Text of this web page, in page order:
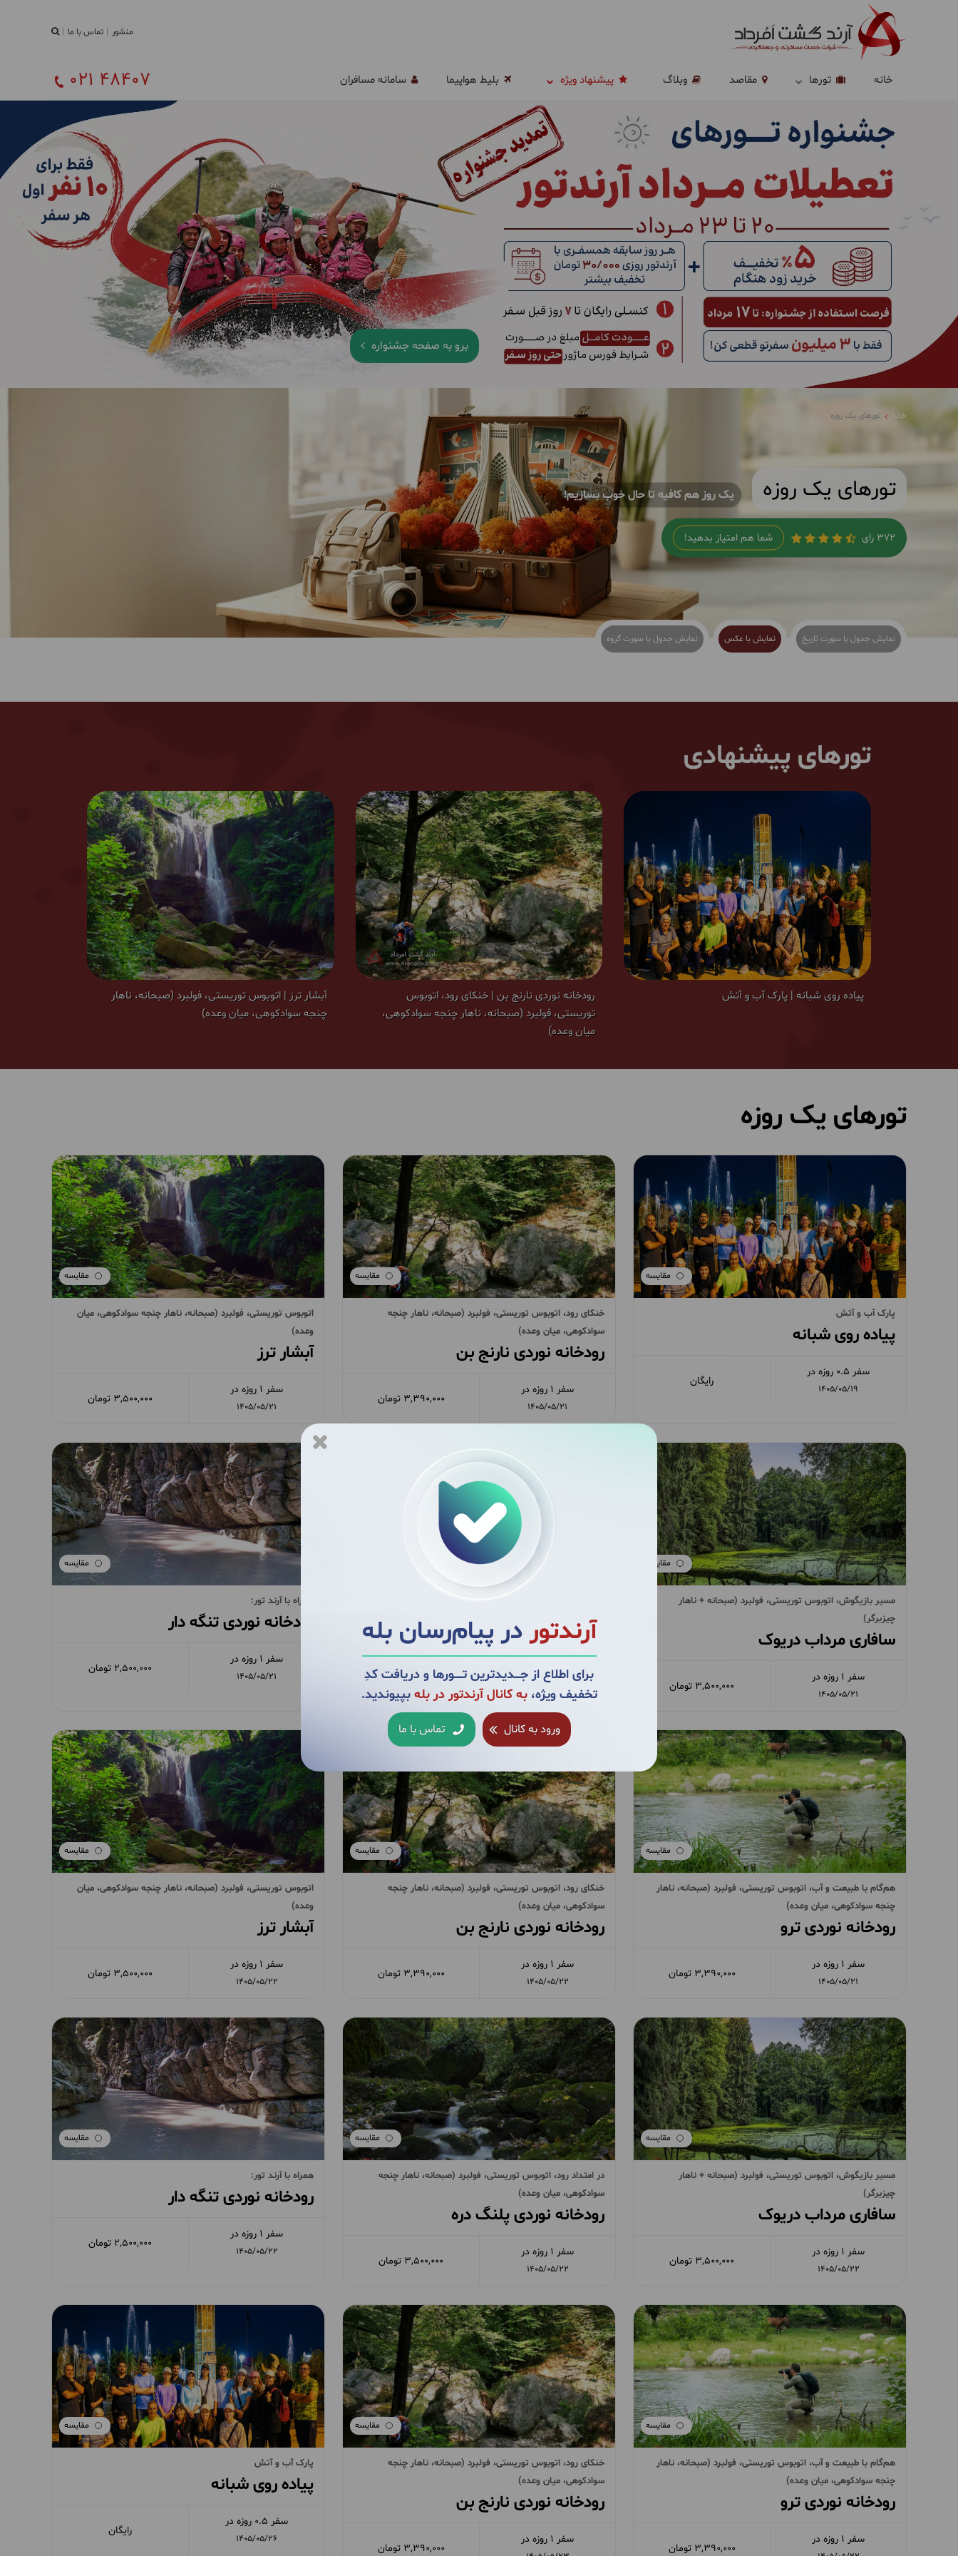
آرندتوردر پیام‌رسان بله
برای اطلاع از جــــدیدترین تــــــورها و دریافت کدِ
تخفیف ویژه،به کانال آرندتور در بله بپیوندید.
ورود به کانال تماس با ما
منشور تماس با ما
خانه تورها مقاصد وبلاگ پیشنهاد ویژه بلیط هواپیما سامانه مسافران 021 48407
برو به صفحه جشنواره
خانه تورهای یک روزه
تورهای یک روزه یک روز هم کافیه تا حال خوب بسازیم!
372 رای شما هم امتیاز بدهید!
نمایش جدول با سورت تاریخ نمایش با عکس نمایش جدول با سورت گروه
تورهای پیشنهادی
پیاده روی شبانه | پارک آب و آتش
رودخانه نوردی نارنج بن | خنکای رود، اتوبوس
توریستی، فولبرد (صبحانه، ناهار چنجه سوادکوهی،
میان وعده)
آبشار ترز | اتوبوس توریستی، فولبرد (صبحانه، ناهار
چنجه سوادکوهی، میان وعده)
تورهای یک روزه
پارک آب و آتش
پیاده روی شبانه
سفر 0.5 روزه در
1405/05/19
رایگان
مقایسه
خنکای رود، اتوبوس توریستی، فولبرد (صبحانه، ناهار چنجه
سوادکوهی، میان وعده)
رودخانه نوردی نارنج بن
سفر 1 روزه در
1405/05/21
3,390,000 تومان
مقایسه
اتوبوس توریستی، فولبرد (صبحانه، ناهار چنجه سوادکوهی، میان
وعده)
آبشار ترز
سفر 1 روزه در
1405/05/21
3,500,000 تومان
مقایسه
مسیر بازیگوش، اتوبوس توریستی، فولبرد (صبحانه + ناهار
چیزبرگر)
سافاری مرداب دریوک
سفر 1 روزه در
1405/05/21
3,500,000 تومان
مقایسه
سوادکوهی، میان وعده)
رودخانه نوردی پلنگ دره
سفر 1 روزه در
1405/05/21
3,500,000 تومان
همراه با آرند تور:
رودخانه نوردی تنگه دار
سفر 1 روزه در
1405/05/21
2,500,000 تومان
مقایسه
هم‌گام با طبیعت و آب، اتوبوس توریستی، فولبرد (صبحانه، ناهار
چنجه سوادکوهی، میان وعده)
رودخانه نوردی ترو
سفر 1 روزه در
1405/05/21
3,390,000 تومان
مقایسه
خنکای رود، اتوبوس توریستی، فولبرد (صبحانه، ناهار چنجه
سوادکوهی، میان وعده)
رودخانه نوردی نارنج بن
سفر 1 روزه در
1405/05/22
3,390,000 تومان
مقایسه
اتوبوس توریستی، فولبرد (صبحانه، ناهار چنجه سوادکوهی، میان
وعده)
آبشار ترز
سفر 1 روزه در
1405/05/22
3,500,000 تومان
مقایسه
مسیر بازیگوش، اتوبوس توریستی، فولبرد (صبحانه + ناهار
چیزبرگر)
سافاری مرداب دریوک
سفر 1 روزه در
1405/05/22
3,500,000 تومان
مقایسه
در امتداد رود، اتوبوس توریستی، فولبرد (صبحانه، ناهار چنجه
سوادکوهی، میان وعده)
رودخانه نوردی پلنگ دره
سفر 1 روزه در
1405/05/22
3,500,000 تومان
مقایسه
همراه با آرند تور:
رودخانه نوردی تنگه دار
سفر 1 روزه در
1405/05/22
2,500,000 تومان
مقایسه
هم‌گام با طبیعت و آب، اتوبوس توریستی، فولبرد (صبحانه، ناهار
چنجه سوادکوهی، میان وعده)
رودخانه نوردی ترو
سفر 1 روزه در
3,390,000 تومان
مقایسه
خنکای رود، اتوبوس توریستی، فولبرد (صبحانه، ناهار چنجه
سوادکوهی، میان وعده)
رودخانه نوردی نارنج بن
سفر 1 روزه در
3,390,000 تومان
مقایسه
پارک آب و آتش
پیاده روی شبانه
سفر 0.5 روزه در
1405/05/26
رایگان
مقایسه